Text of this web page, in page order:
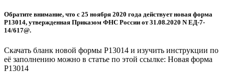
Обратите внимание, что с 25 ноября 2020 года действует новая форма
Р13014, утвержденная Приказом ФНС России от 31.08.2020 N ЕД-7-
14/617@.
Скачать бланк новой формы Р13014 и изучить инструкции по
её заполнению можно в статье по этой ссылке: Новая форма
Р13014